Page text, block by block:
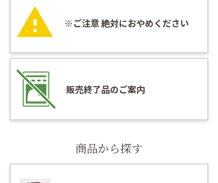
※ご注意 絶対におやめください
販売終了品のご案内
商品から探す